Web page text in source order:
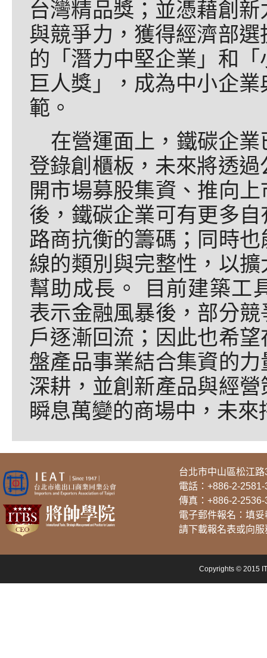
台灣精品獎；並憑藉創新
與競爭力，獲得經濟部選
的「潛力中堅企業」和「
巨人獎」，成為中小企業
範。
在營運面上，鐵碳企業
登錄創櫃板，未來將透過
開市場募股集資、推向
後，鐵碳企業可有更多
路商抗衡的籌碼；同時
線的類別與完整性，以
幫助成長。 目前建築工
表示金融風暴後，部分
戶逐漸回流；因此也希
盤產品事業結合集資的
深耕，並創新產品與經
瞬息萬變的商場中，未
台北市中山區松江路
電話： +886-2-2581-
傳真：+886-2-2536-
電子郵件報名：填
請下載報名表或向
Copyrights © 2015